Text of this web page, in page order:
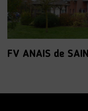
FV ANAIS de